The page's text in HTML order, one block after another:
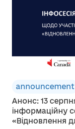
announcement
Анонс: 13
інформаційну
«Відновлення